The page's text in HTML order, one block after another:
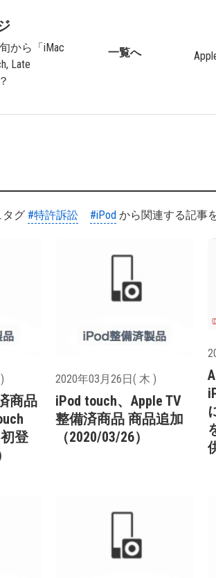
から「iMac
Late
一覧へ
タグ #特許訴訟 #iPod から関連する記事
商品
登
2020年03月26日( 木 )
iPod touch、Apple TV
整備済商品 商品追加
（2020/03/26）